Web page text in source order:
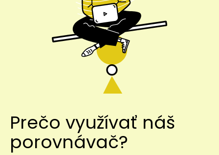
Prečo využívať náš
porovnávač?